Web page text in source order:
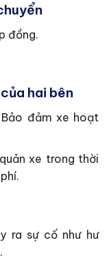
đồng.
hai bên
đảm xe hoạt
xe trong thời
ra sự cố như hư